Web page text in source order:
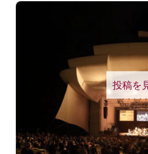
投稿を